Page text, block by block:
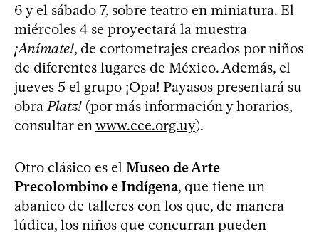
6 y el sábado 7, sobre teatro en miniatura. El
miércoles 4 se proyectará la muestra
¡Anímate!, de cortometrajes creados por niños
de diferentes lugares de México. Además, el
jueves 5 el grupo ¡Opa! Payasos presentará su
obra Platz! (por más información y horarios,
consultar en www.cce.org.uy).
Otro clásico es el Museo de Arte
Precolombino e Indígena, que tiene un
abanico de talleres con los que, de manera
lúdica, los niños que concurran pueden